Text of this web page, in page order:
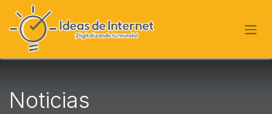
Ir al contenido
Noticias